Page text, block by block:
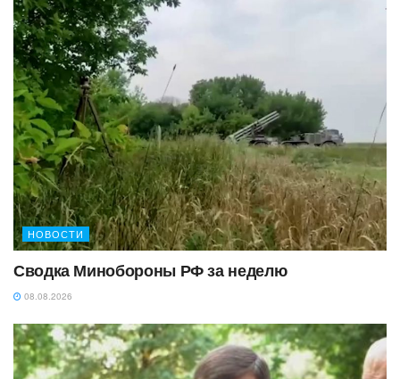
НОВОСТИ
Сводка Минобороны РФ за неделю
08.08.2026